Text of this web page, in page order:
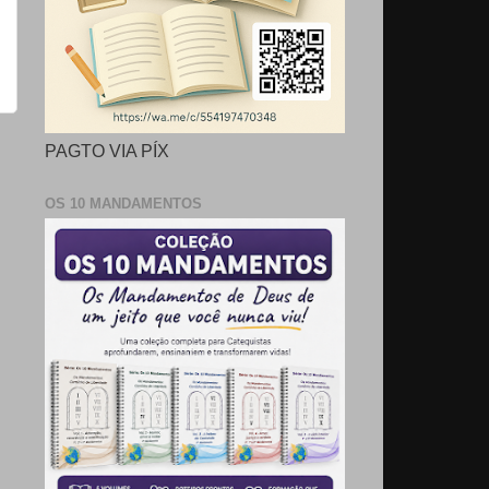
PAGTO VIA PÍX
OS 10 MANDAMENTOS